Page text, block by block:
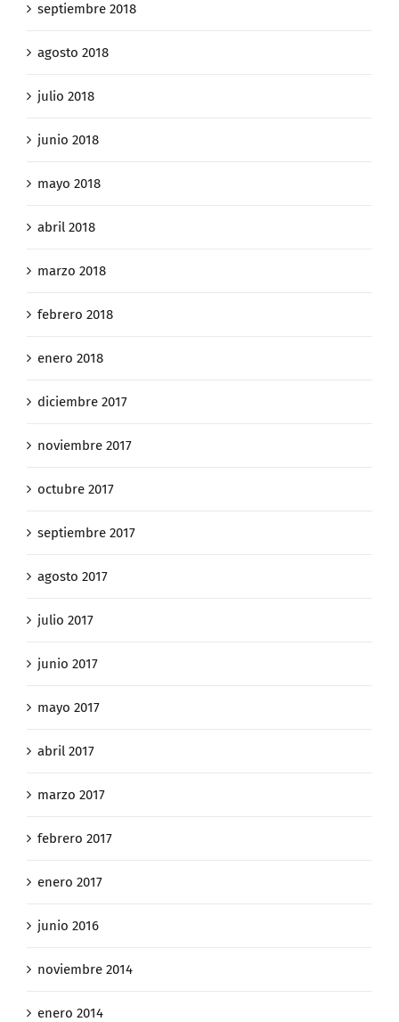
septiembre 2018
agosto 2018
julio 2018
junio 2018
mayo 2018
abril 2018
marzo 2018
febrero 2018
enero 2018
diciembre 2017
noviembre 2017
octubre 2017
septiembre 2017
agosto 2017
julio 2017
junio 2017
mayo 2017
abril 2017
marzo 2017
febrero 2017
enero 2017
junio 2016
noviembre 2014
enero 2014